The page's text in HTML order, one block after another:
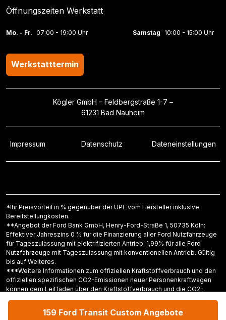
159 Ford Transit Custom Angebote
Öffnungszeiten Werkstatt
Werkstatttermin
Mo. - Fr. 07:00 - 19:00 Uhr Samstag 10:00 - 15:00 Uhr
Kögler GmbH – Feldbergstraße 1-7 –
61231 Bad Nauheim
Impressum Datenschutz Dateneinstellungen
*Ihr Preisvorteil in % gegenüber der UPE vom Hersteller inklusive
Bereitstellungkosten.
**Angebot der Ford Bank GmbH, Henry-Ford-Straße 1, 50735 Köln:
Effektiver Jahreszins 0 % für die Finanzierung aller Ford Nutzfahrzeuge
für Tageszulassung mit elektrifizierten Antrieb. 1,99% für alle Ford
Nutzfahrzeuge mit Tageszulassung mit konventionellen Antrieb. Gültig
bis auf Weiteres.
***Weitere Informationen zum offiziellen Kraftstoffverbrauch und den
offiziellen spezifischen CO2-Emissionen neuer Personenkraftwagen
können dem Leitfaden über den Kraftstoffverbrauch und die CO2-
Emissionen neuer Personenkraftwagen entnommen werden, der an
allen Verkaufsstellen und bei der Deutschen Automobiltreuhand GmbH
unter www.dat.de unentgeltlich erhältlich ist.